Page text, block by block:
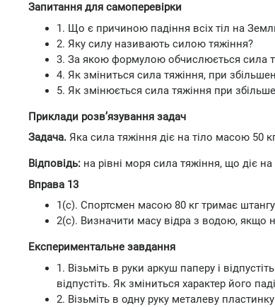
Запитання для самоперевірки
1. Що є причиною падіння всіх тіл на
2. Яку силу називають силою тяжіння?
3. За якою формулою обчислюється сила
4. Як зміниться сила тяжіння, при
5. Як змінюється сила тяжіння при
Приклади розв’язування задач
Задача. Яка сила тяжіння діє на тіло масою 50
Відповідь: на рівні моря сила тяжіння, що діє
Вправа 13
1(с). Спортсмен масою 80 кг тримає
2(с). Визначити масу відра з водою, якщо
Експериментальне завдання
1. Візьміть в руки аркуш паперу і
відпустіть. Як зміниться характер його
2. Візьміть в одну руку металеву